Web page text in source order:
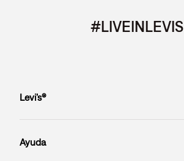
#LIVEINLEVIS
Levi’s®
Ayuda